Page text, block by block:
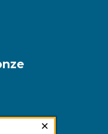
×